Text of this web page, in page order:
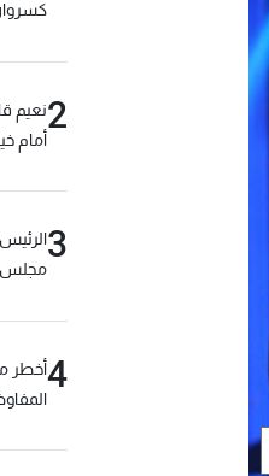
2نعيم
أمام
3
مجلس
4أخطر